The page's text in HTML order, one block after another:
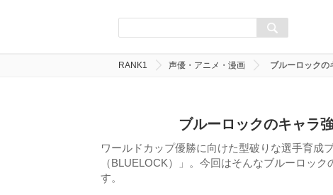
RANK1 声優・アニメ・漫画 ブルーロックの
ブルーロックのキャラ
ワールドカップ優勝に向けた型破りな選手育成
（BLUELOCK）」。今回はそんなブルーロッ
す。